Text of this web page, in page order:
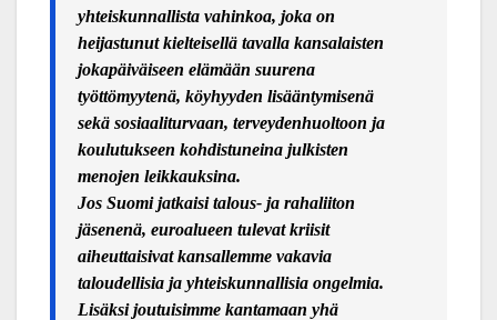
yhteiskunnallista vahinkoa, joka on
heijastunut kielteisellä tavalla kansalaisten
jokapäiväiseen elämään suurena
työttömyytenä, köyhyyden lisääntymisenä
sekä sosiaaliturvaan, terveydenhuoltoon ja
koulutukseen kohdistuneina julkisten
menojen leikkauksina.
Jos Suomi jatkaisi talous- ja rahaliiton
jäsenenä, euroalueen tulevat kriisit
aiheuttaisivat kansallemme vakavia
taloudellisia ja yhteiskunnallisia ongelmia.
Lisäksi joutuisimme kantamaan yhä